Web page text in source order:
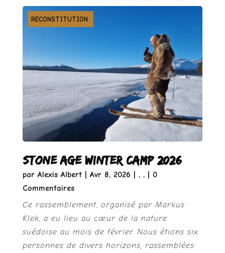
Stone Age Winter camp 2026
par Alexis Albert| Avr 8, 2026
EXPÉRIMENTATION
,
PRÉHISTOIRE
,
RECONSTITUTION
| 0
Commentaires
Ce rassemblement, organisé par Markus
Klek, a eu lieu au cœur de la nature
suédoise au mois de février. Nous étions six
personnes de divers horizons, rassemblées